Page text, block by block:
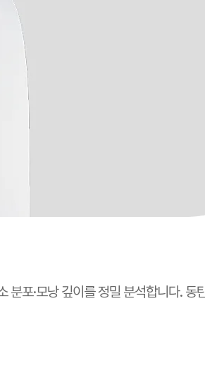
포·모낭 깊이를 정밀 분석합니다. 동